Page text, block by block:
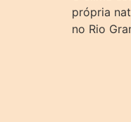
própria
no Rio